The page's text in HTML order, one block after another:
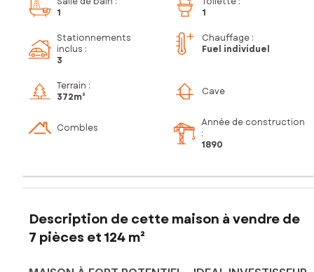
1
1
Stationnements
inclus :
3
Chauffage :
Fuel individuel
Terrain :
372m²
Cave
Combles
Année de construction
:
1890
Description de cette maison à vendre de
7 pièces et 124 m²